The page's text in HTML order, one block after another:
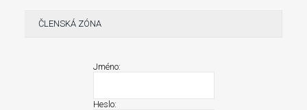
ČLENSKÁ ZÓNA
Jméno:
Heslo: